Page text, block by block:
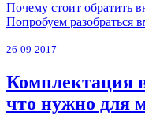
Почему стоит обратить
Попробуем разобраться
26-09-2017
Комплектация
что нужно для